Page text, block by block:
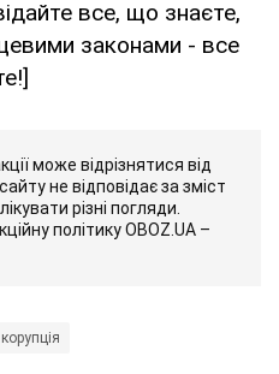
все, що знаєте,
законами - все
може відрізнятися від
не відповідає за зміст
різні погляди.
політику OBOZ.UA –
корупція